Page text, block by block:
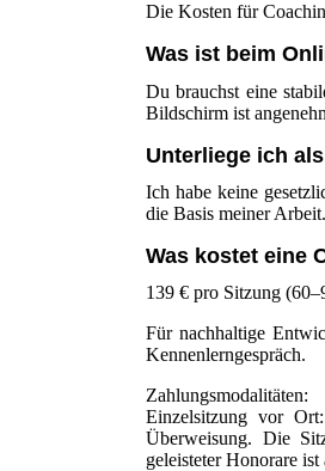
Die Kosten für
Was ist beim
Du brauchst eine
Bildschirm ist
Unterliege ich
Ich habe keine
die Basis meiner
Was kostet eine
139 € pro Sitzung
Für nachhaltige
Kennenlerngespräch.
Zahlungsmodalitäten:
Einzelsitzung vor
Überweisung. Die
geleisteter Honorare ist